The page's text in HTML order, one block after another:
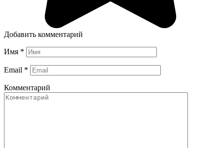
Добавить комментарий
Имя *
Email *
Комментарий